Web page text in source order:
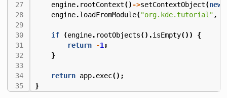
engine. rootContext() ->setContextObject(new
engine.loadFromModule("org.kde.tutorial" ,
if (engine. rootObjects().isEmpty())
{
return
-1 ;
}
return app.exec();
}